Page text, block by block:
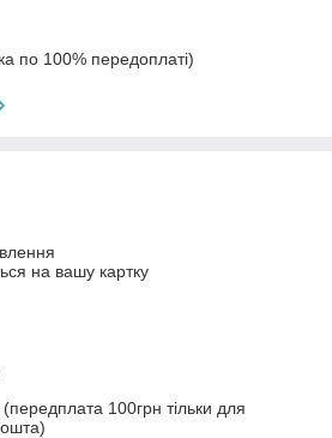
по 100% передоплаті)
на вашу картку
100грн тільки для